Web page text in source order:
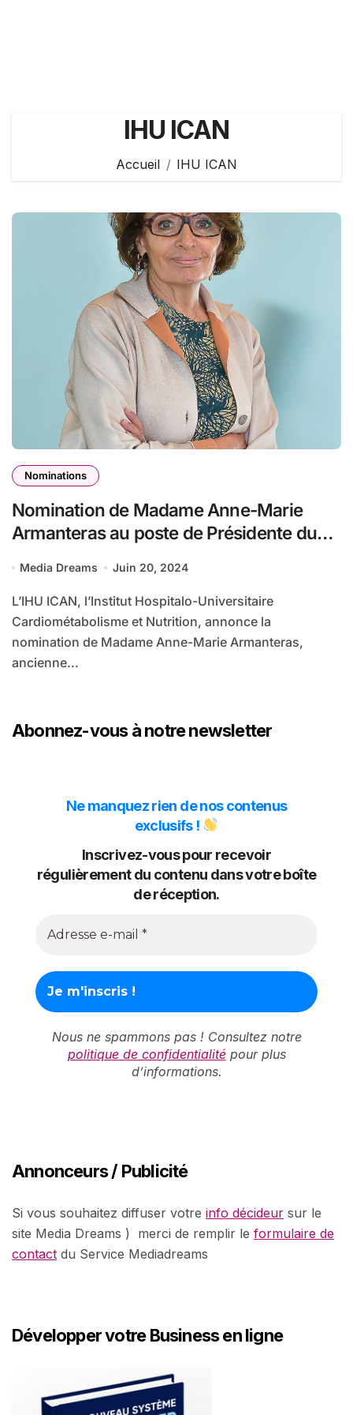
IHU ICAN
Accueil IHU ICAN
Nominations
Nomination de Madame Anne-Marie
Armanteras au poste de Présidente du
Media Dreams Juin 20, 2024
L’IHU ICAN, l’Institut Hospitalo-Universitaire
Cardiométabolisme et Nutrition, annonce la
nomination de Madame Anne-Marie Armanteras,
ancienne...
Abonnez-vous à notre newsletter
Ne manquez rien de nos contenus
exclusifs !
Inscrivez-vous pour recevoir
régulièrement du contenu dans votre boîte
de réception.
Nous ne spammons pas ! Consultez notre
politique de confidentialitépour plus
d’informations.
Annonceurs / Publicité
Si vous souhaitez diffuser votre info décideur sur le
site Media Dreams ) merci de remplir le formulaire de
contact du Service Mediadreams
Développer votre Business en ligne